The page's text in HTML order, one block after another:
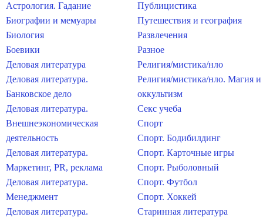
Астрология. Гадание
Биографии и мемуары
Биология
Боевики
Деловая литература
Деловая литература.
Банковское дело
Деловая литература.
Внешнеэкономическая
деятельность
Деловая литература.
Маркетинг, PR, реклама
Деловая литература.
Менеджмент
Деловая литература.
Публицистика
Путешествия и география
Развлечения
Разное
Религия/мистика/нло
Религия/мистика/нло. Магия и
оккультизм
Секс учеба
Спорт
Спорт. Бодибилдинг
Спорт. Карточные игры
Спорт. Рыболовный
Спорт. Футбол
Спорт. Хоккей
Старинная литература